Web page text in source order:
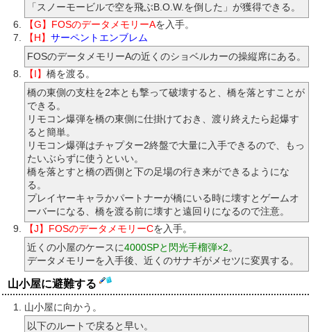
「スノーモービルで空を飛ぶB.O.W.を倒した」が獲得できる。
【G】FOSのデータメモリーAを入手。
【H】 サーペントエンブレム
FOSのデータメモリーAの近くのショベルカーの操縦席にある。
【I】 橋を渡る。
橋の東側の支柱を2本とも撃って破壊すると、橋を落とすことが
できる。
リモコン爆弾を橋の東側に仕掛けておき、渡り終えたら起爆す
ると簡単。
リモコン爆弾はチャプター2終盤で大量に入手できるので、もっ
たいぶらずに使うといい。
橋を落とすと橋の西側と下の足場の行き来ができるようにな
る。
プレイヤーキャラかパートナーが橋にいる時に壊すとゲームオ
ーバーになる、橋を渡る前に壊すと遠回りになるので注意。
【J】FOSのデータメモリーCを入手。
近くの小屋のケースに4000SPと閃光手榴弾×2。
データメモリーを入手後、近くのサナギがメセツに変異する。
山小屋に避難する
山小屋に向かう。
以下のルートで戻ると早い。